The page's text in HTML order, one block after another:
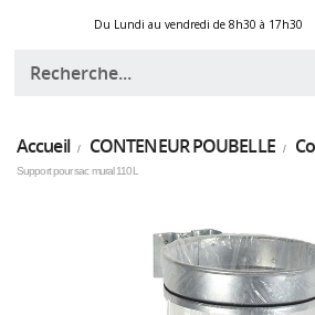
Du Lundi au vendredi de 8h30 à 17h30 ​
Accueil CONTENEUR POUBELLE
Support pour sac mural 110L